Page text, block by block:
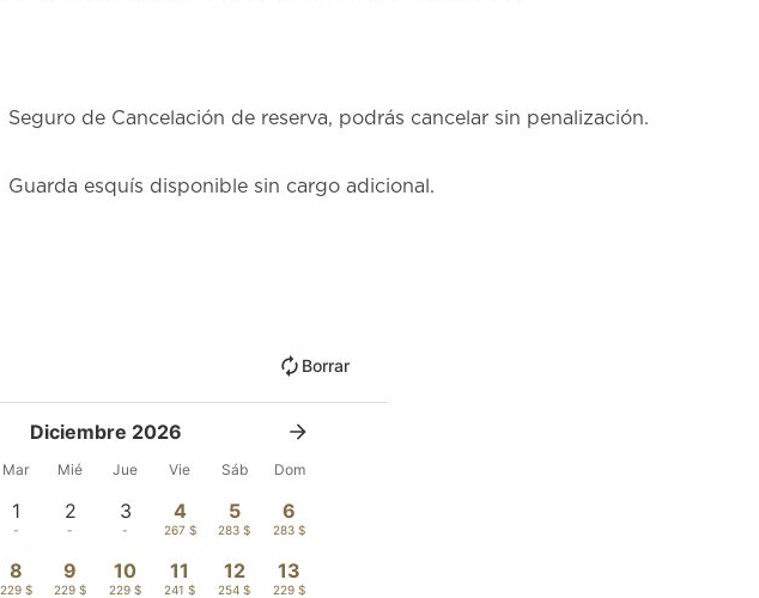
Seguro de Cancelación de reserva, podrás cancelar sin penalización.
Guarda esquís disponible sin cargo adicional.
Borrar
Diciembre 2026
Mar Mié Jue Vie Sáb Dom
1
-
2
-
3
-
4
267 $
5
283 $
6
283 $
8
229 $
9
229 $
10
229 $
11
241 $
12
254 $
13
229 $